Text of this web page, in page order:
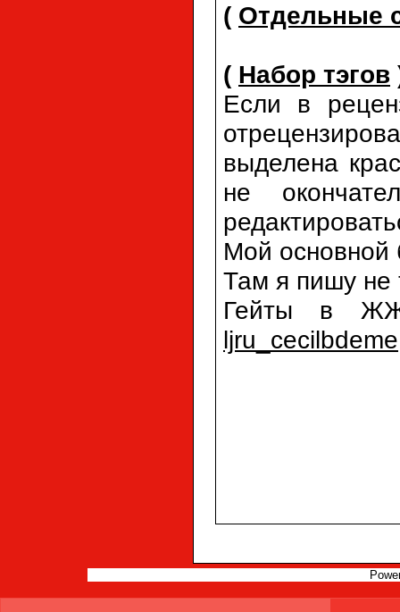
( Отдельные
( Набор тэгов
Если в
выделена
не
Мой основной
Там я пишу не
Гейты в
ljru_cecilbdeme